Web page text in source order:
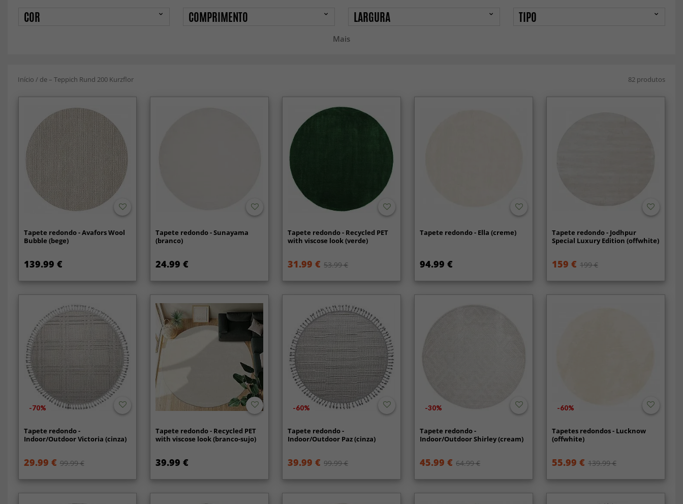
Mais
COR COMPRIMENTO LARGURA TIPO
Início / de – Teppich Rund 200 Kurzflor 82 produtos
Tapete redondo - Avafors Wool
Bubble (bege)
139.99 €
Tapete redondo - Sunayama
(branco)
24.99 €
Tapete redondo - Recycled PET
with viscose look (verde)
31.99 € 53.99 €
Tapete redondo - Ella (creme)
94.99 €
Tapete redondo - Jodhpur
Special Luxury Edition (offwhite)
159 € 199 €
-70%
Tapete redondo -
Indoor/Outdoor Victoria (cinza)
29.99 € 99.99 €
Tapete redondo - Recycled PET
with viscose look (branco-sujo)
39.99 €
-60%
Tapete redondo -
Indoor/Outdoor Paz (cinza)
39.99 € 99.99 €
-30%
Tapete redondo -
Indoor/Outdoor Shirley (cream)
45.99 € 64.99 €
-60%
Tapetes redondos - Lucknow
(offwhite)
55.99 € 139.99 €